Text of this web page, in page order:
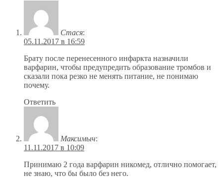
Стася:
05.11.2017 в 16:59
Брату после перенесенного инфаркта назначили
варфарин, чтобы предупредить образование тромбов и
сказали пока резко не менять питание, не понимаю
почему.
Ответить
Максимыч:
11.11.2017 в 10:09
Принимаю 2 года варфарин никомед, отлично помогает,
не знаю, что бы было без него.